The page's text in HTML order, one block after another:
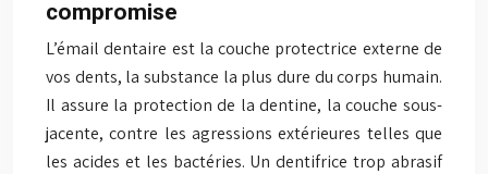
compromise
L’émail dentaire est la couche protectrice externe de
vos dents, la substance la plus dure du corps humain.
Il assure la protection de la dentine, la couche sous-
jacente, contre les agressions extérieures telles que
les acides et les bactéries. Un dentifrice trop abrasif